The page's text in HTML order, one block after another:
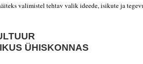
valimistel tehtav valik ideede, isikute ja
ÜHISKONNAS